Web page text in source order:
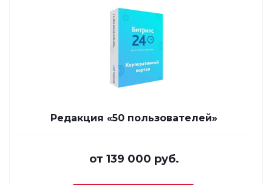
Редакция «50 пользователей»
от 139 000 руб.